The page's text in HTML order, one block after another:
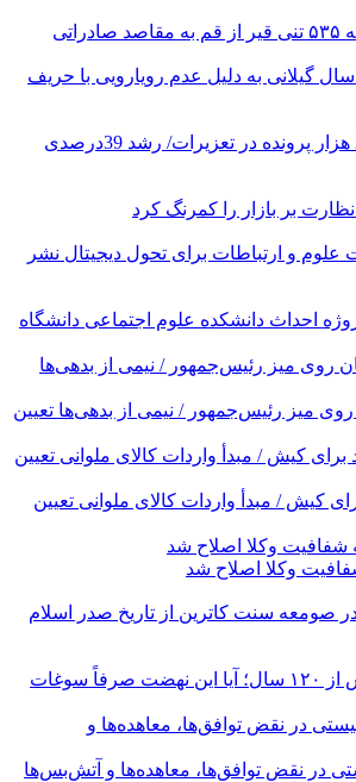
گیلانی به دلیل عدم رویارویی با حریف
رسیدگی به نزدیک 250 هزار پرونده در تعزیرات/ رشد 39درصدی
بر بازار را کمرنگ کرد
و ارتباطات برای تحول دیجیتال نشر
پروژه احداث دانشکده علوم اجتماعی دانشگاه
روی میز رئیس‌جمهور / نیمی از بدهی‌ها تعیین
کیش / مبدأ واردات کالای ملوانی تعیین
وکلا اصلاح شد
سنت کاترین از تاریخ صدر اسلام
بازخوانی مشروطه پس از ۱۲۰ سال؛ آیا این نهضت صرفاً سوغات
در نقض توافق‌ها، معاهده‌ها و آتش‌بس‌ها